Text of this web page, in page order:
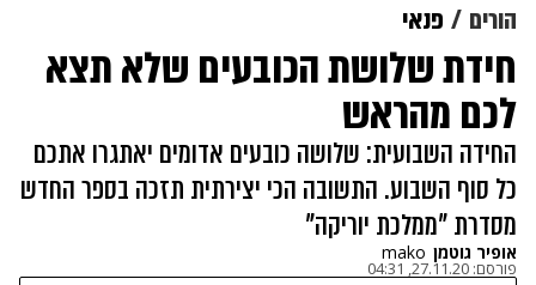
הורים פנאי
חידת שלושת הכובעים שלא תצא
לכם מהראש
החידה השבועית: שלושה כובעים אדומים יאתגרו אתכם
כל סוף השבוע. התשובה הכי יצירתית תזכה בספר החדש
מסדרת "ממלכת יוריקה"
אופיר גוטמן mako
פורסם: 27.11.20, 04:31